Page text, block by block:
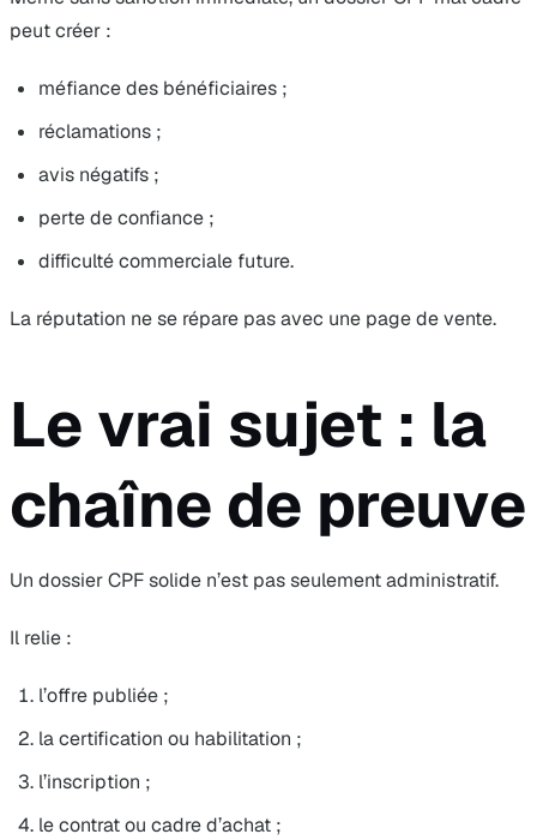
peut créer :
méfiance des bénéficiaires ;
réclamations ;
avis négatifs ;
perte de confiance ;
difficulté commerciale future.
La réputation ne se répare pas avec une page de vente.
Le vrai sujet : la
chaîne de preuve
Un dossier CPF solide n’est pas seulement administratif.
Il relie :
l’offre publiée ;
la certification ou habilitation ;
l’inscription ;
le contrat ou cadre d’achat ;